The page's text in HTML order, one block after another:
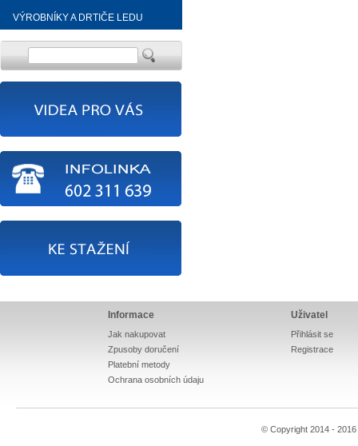
VÝROBNÍKY A DRTIČE LEDU
Informace
Jak nakupovat
Zpusoby doručení
Platební metody
Ochrana osobních údaju
Uživatel
Přihlásit se
Registrace
© Copyright 2014 - 2016